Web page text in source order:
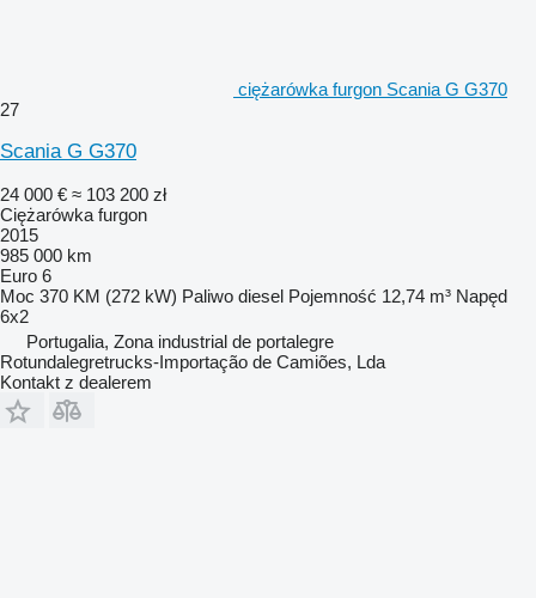
ciężarówka furgon Scania G G370
27
Scania G G370
24 000 € ≈ 103 200 zł
Ciężarówka furgon
2015
985 000 km
Euro 6
Moc 370 KM (272 kW) Paliwo diesel Pojemność 12,74 m³ Napęd
6x2
Portugalia, Zona industrial de portalegre
Rotundalegretrucks-Importação de Camiões, Lda
Kontakt z dealerem